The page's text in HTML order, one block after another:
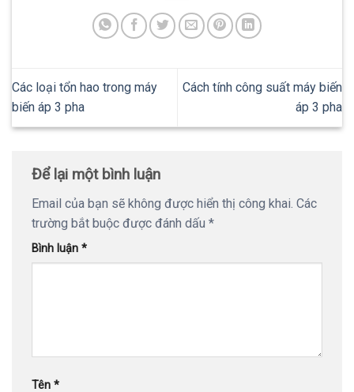
Các loại tổn hao trong máy
biến áp 3 pha
Cách tính công suất máy biến
áp 3 pha
Để lại một bình luận
Email của bạn sẽ không được hiển thị công khai. Các
trường bắt buộc được đánh dấu *
Bình luận *
Tên *